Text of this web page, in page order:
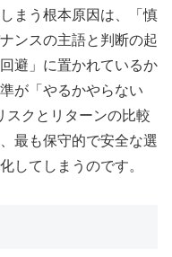
まう根本原因は、「慎
ンスの主語と判断の起
避」に置かれているか
が「やるかやらない
スクとリターンの比較
最も保守的で安全な選
してしまうのです。